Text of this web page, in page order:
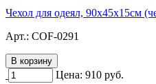
Чехол для одеял, 90х45х15см
Арт.: COF-0291
Цена: 910 руб.